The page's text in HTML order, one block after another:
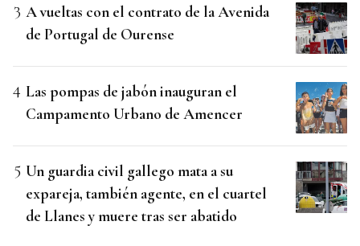
A vueltas con el contrato de la Avenida
de Portugal de Ourense
Las pompas de jabón inauguran el
Campamento Urbano de Amencer
Un guardia civil gallego mata a su
expareja, también agente, en el cuartel
de Llanes y muere tras ser abatido